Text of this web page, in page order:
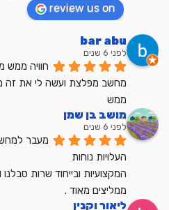
review us on
bar abu
לפני 6 שנים
ממש
מושב בן שמן
לפני 6 שנים
מעבר
העלויות נוחות
המקצועיות ובייחוד שרות סבלנו
ממליצים מאוד .
ליאור וקנין